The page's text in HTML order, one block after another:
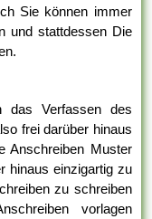
Sie können immer
und stattdessen Die
das Verfassen des
frei darüber hinaus
Anschreiben Muster
hinaus einzigartig zu
zu schreiben
vorlagen